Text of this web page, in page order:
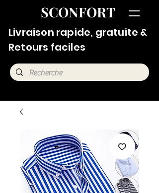
SCONFORT
Livraison rapide, gratuite &
Retours faciles